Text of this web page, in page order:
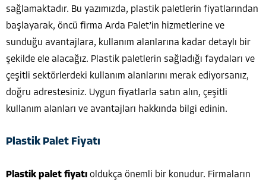
sağlamaktadır. Bu yazımızda, plastik paletlerin fiyatlarından
başlayarak, öncü firma Arda Palet’in hizmetlerine ve
sunduğu avantajlara, kullanım alanlarına kadar detaylı bir
şekilde ele alacağız. Plastik paletlerin sağladığı faydaları ve
çeşitli sektörlerdeki kullanım alanlarını merak ediyorsanız,
doğru adrestesiniz. Uygun fiyatlarla satın alın, çeşitli
kullanım alanları ve avantajları hakkında bilgi edinin.
Plastik Palet Fiyatı
Plastik palet fiyatı oldukça önemli bir konudur. Firmaların